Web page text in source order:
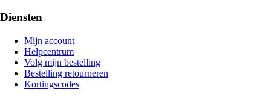
Diensten
Mijn account
Helpcentrum
Volg mijn bestelling
Bestelling retourneren
Kortingscodes